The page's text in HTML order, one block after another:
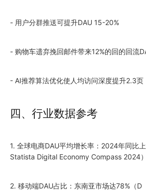
- 用户分群推送可提升DAU 15-20%
- 购物车遗弃挽回邮件带来12%的回的回流
- AI推荐算法优化使人均访问深度提升2.3页
四、行业数据参考
1. 全球电商DAU平均增长率：2024年同比
Statista Digital Economy Compass 2024）
2. 移动端DAU占比：东南亚市场达78%（